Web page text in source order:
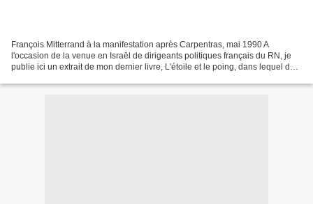
François Mitterrand à la manifestation après Carpentras, mai 1990 A
l'occasion de la venue en Israël de dirigeants politiques français du RN, je
publie ici un extrait de mon dernier livre, L'étoile et le poing, dans lequel des